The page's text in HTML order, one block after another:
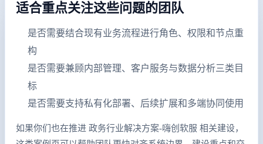
适合重点关注这些问题的团队
是否需要结合现有业务流程进行角色、权限和节点重
构
是否需要兼顾内部管理、客户服务与数据分析三类目
标
是否需要支持私有化部署、后续扩展和多端协同使用
如果你们也在推进 政务行业解决方案-嗨创软服 相关建设，